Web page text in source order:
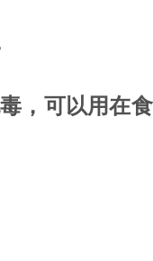
，可以用在食